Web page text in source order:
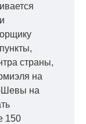
страны,
на
Шевы на
150